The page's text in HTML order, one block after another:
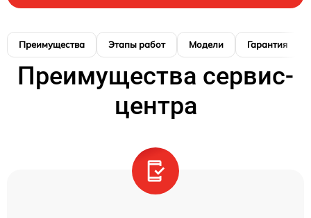
Преимущества Этапы работ Модели Гарантия
Преимущества сервис-
центра